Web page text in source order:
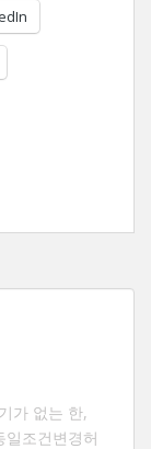
가 없는 한,
조건변경허